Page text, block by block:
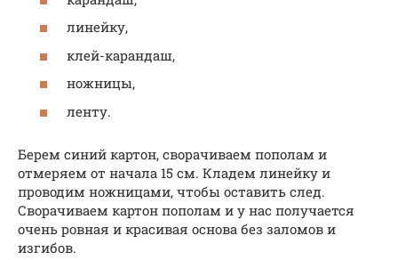
линейку,
клей-карандаш,
ножницы,
ленту.
Берем синий картон, сворачиваем пополам и
отмеряем от начала 15 см. Кладем линейку и
проводим ножницами, чтобы оставить след.
Сворачиваем картон пополам и у нас получается
очень ровная и красивая основа без заломов и
изгибов.